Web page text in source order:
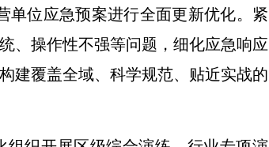
单位应急预案进行全面更新优化。紧
、操作性不强等问题，细化应急响应
建覆盖全域、科学规范、贴近实战的